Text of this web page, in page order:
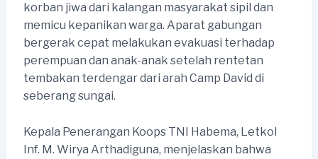
korban jiwa dari kalangan masyarakat sipil dan
memicu kepanikan warga. Aparat gabungan
bergerak cepat melakukan evakuasi terhadap
perempuan dan anak-anak setelah rentetan
tembakan terdengar dari arah Camp David di
seberang sungai.
Kepala Penerangan Koops TNI Habema, Letkol
Inf. M. Wirya Arthadiguna, menjelaskan bahwa